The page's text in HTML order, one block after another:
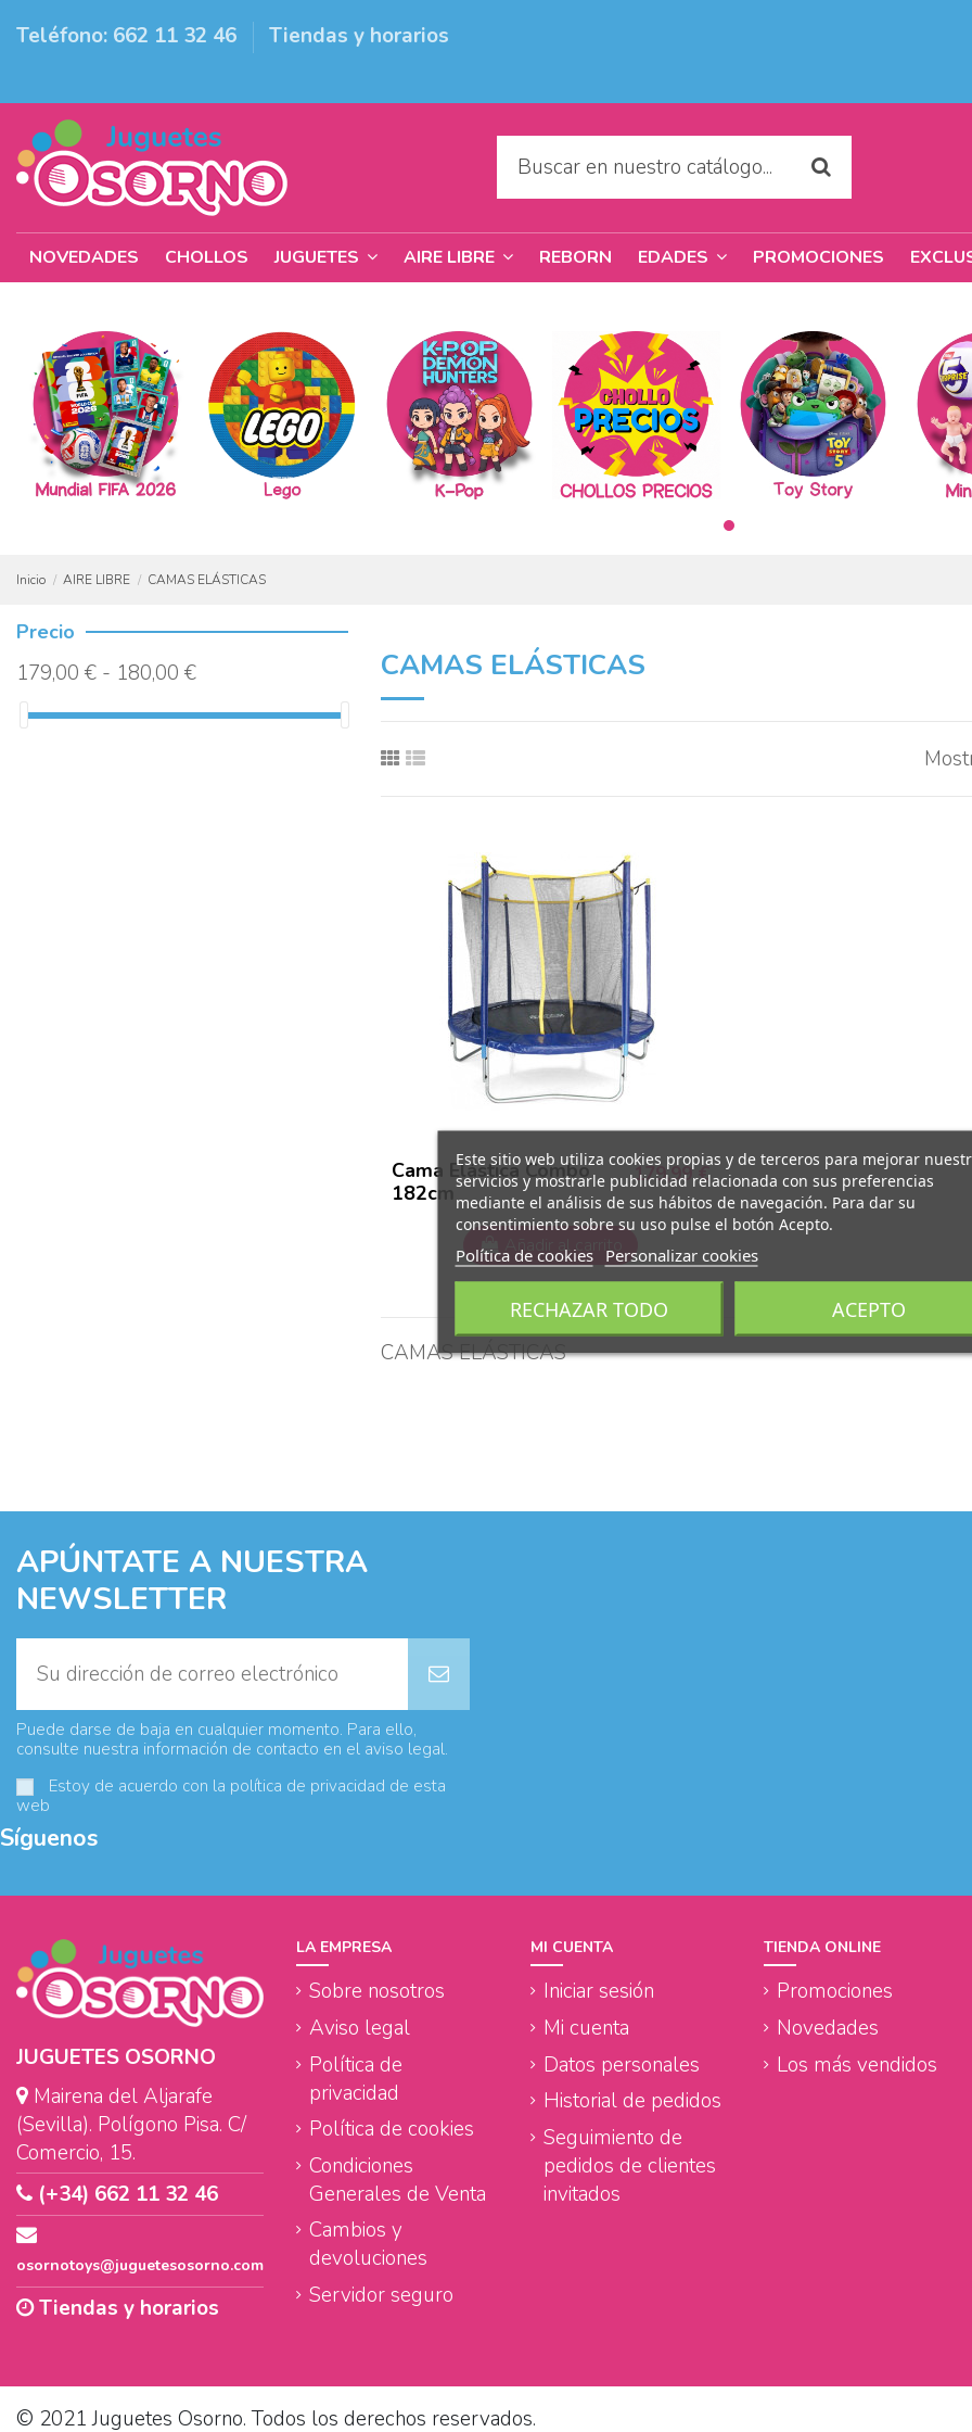
Teléfono: 662 11 32 46 Tiendas y horarios
NOVEDADES CHOLLOS JUGUETES AIRE LIBRE REBORN EDADES PROMOCIONES
Inicio AIRE LIBRE CAMAS ELÁSTICAS
CAMAS ELÁSTICAS
Cama Elástica Combo
182cm
179,99 €
Añadir al carrito
CAMAS ELÁSTICAS
Precio
179,00 € - 180,00 €
APÚNTATE A NUESTRA
NEWSLETTER
Puede darse de baja en cualquier momento. Para ello,
consulte nuestra información de contacto en el aviso legal.
Estoy de acuerdo con la política de privacidad de esta
web
Síguenos
JUGUETES OSORNO
Mairena del Aljarafe
(Sevilla). Polígono Pisa. C/
Comercio, 15.
(+34) 662 11 32 46
osornotoys@juguetesosorno.com
Tiendas y horarios
LA EMPRESA
Sobre nosotros
Aviso legal
Política de
privacidad
Política de cookies
Condiciones
Generales de Venta
Cambios y
devoluciones
Servidor seguro
MI CUENTA
Iniciar sesión
Mi cuenta
Datos personales
Historial de pedidos
Seguimiento de
pedidos de clientes
invitados
TIENDA ONLINE
Promociones
Novedades
Los más vendidos
Este sitio web utiliza cookies propias y de terceros para mejorar
servicios y mostrarle publicidad relacionada con sus preferencias
mediante el análisis de sus hábitos de navegación. Para dar su
consentimiento sobre su uso pulse el botón Acepto.
Política de cookies Personalizar cookies
RECHAZAR TODO ACEPTO
© 2021 Juguetes Osorno. Todos los derechos reservados.